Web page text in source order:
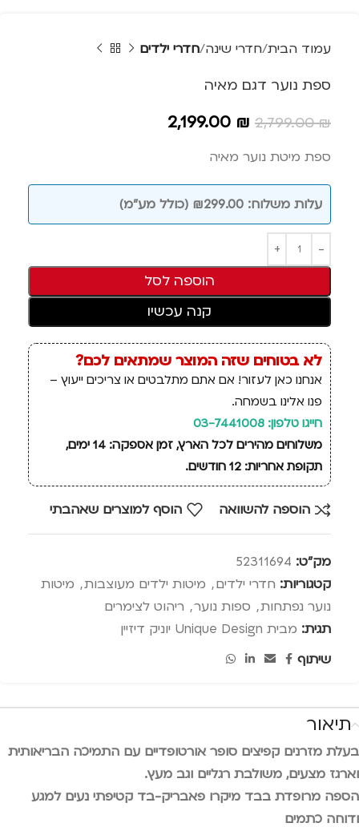
עמוד הבית חדרי שינה חדרי ילדים
ספת נוער דגם מאיה
2,799.00₪
2,199.00 ₪
ספת מיטת נוער מאיה
עלות משלוח: ₪299.00 (כולל מע"מ)
הוספה לסל
קנה עכשיו
לא בטוחים שזה המוצר שמתאים לכם?
אנחנו כאן לעזור! אם אתם מתלבטים או צריכים ייעוץ –
פנו אלינו בשמחה.
חייגו טלפון: 03-7441008
משלוחים מהירים לכל הארץ, זמן אספקה: 14 ימים,
תקופת אחריות: 12 חודשים.
הוספה להשוואה הוסף למוצרים שאהבתי
מק"ט: 52311694
קטגוריות: חדרי ילדים, מיטות ילדים מעוצבות, מיטות
נוער נפתחות, ספות נוער, ריהוט לצימרים
תגית: מבית Unique Design יוניק דיזיין
שיתוף
תיאור
בעלת מזרנים קפיצים סופר אורטופדיים עם התמיכה הבריאותית
וארגז מצעים, משולבת רגליים וגב מעץ.
הספה מרופדת בבד מיקרו פאבריק-בד קטיפתי נעים למגע
ודוחה כתמים